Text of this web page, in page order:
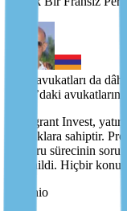
Yerel avukatları da
Malta’daki
Immigrant Invest,
kaynaklara sahiptir.
başvuru sürecinin
ilgilenildi. Hiçbir
Antonio